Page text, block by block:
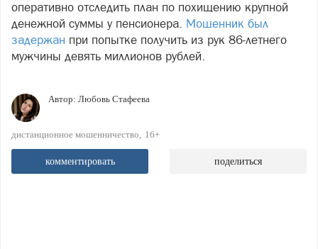
оперативно отследить план по похищению крупной
денежной суммы у пенсионера. Мошенник был
задержан при попытке получить из рук 86-летнего
мужчины девять миллионов рублей.
Автор: Любовь Стафеева
дистанционное мошенничество 16+
комментировать поделиться